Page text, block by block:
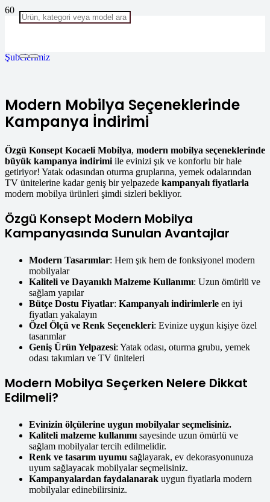
Şubelerimiz
Modern Mobilya Seçeneklerinde
Kampanya İndirimi
Özgü Konsept Kocaeli Mobilya, modern mobilya seçeneklerinde
büyük kampanya indirimi ile evinizi şık ve konforlu bir hale
getiriyor! Yatak odasından oturma gruplarına, yemek odalarından
TV ünitelerine kadar geniş bir yelpazede kampanyalı fiyatlarla
modern mobilya ürünleri şimdi sizleri bekliyor.
Özgü Konsept Modern Mobilya
Kampanyasında Sunulan Avantajlar
Modern Tasarımlar: Hem şık hem de fonksiyonel modern
mobilyalar
Kaliteli ve Dayanıklı Malzeme Kullanımı: Uzun ömürlü ve
sağlam yapılar
Bütçe Dostu Fiyatlar: Kampanyalı indirimlerle en iyi
fiyatları yakalayın
Özel Ölçü ve Renk Seçenekleri: Evinize uygun kişiye özel
tasarımlar
Geniş Ürün Yelpazesi: Yatak odası, oturma grubu, yemek
odası takımları ve TV üniteleri
Modern Mobilya Seçerken Nelere Dikkat
Edilmeli?
Evinizin ölçülerine uygun mobilyalar seçmelisiniz.
Kaliteli malzeme kullanımı sayesinde uzun ömürlü ve
sağlam mobilyalar tercih edilmelidir.
Renk ve tasarım uyumu sağlayarak, ev dekorasyonunuza
uyum sağlayacak mobilyalar seçmelisiniz.
Kampanyalardan faydalanarak uygun fiyatlarla modern
mobilyalar edinebilirsiniz.